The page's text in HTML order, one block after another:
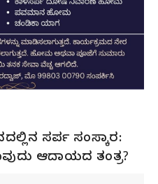
ಸರ್ಪ ಸಂಸ್ಕಾರ:
ಆದಾಯದ ತಂತ್ರ?